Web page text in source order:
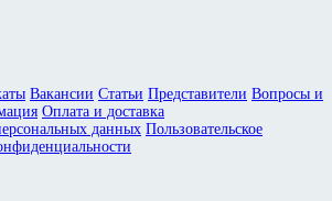
Вакансии Статьи Представители Вопросы и
Оплата и доставка
данных Пользовательское